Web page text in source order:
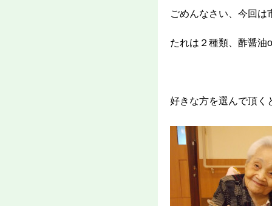
ごめんなさい、今回は
たれは２種類、酢醤油
好きな方を選んで頂く